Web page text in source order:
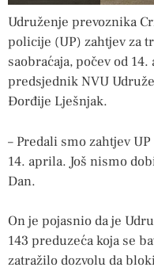
Udruženje prevoznika
policije (UP) zahtjev za
saobraćaja, počev od
predsjednik NVU
Đorđije Lješnjak.
– Predali smo zahtjev
14. aprila. Još nismo
Dan.
On je pojasnio da je
143 preduzeća koja se
zatražilo dozvolu da